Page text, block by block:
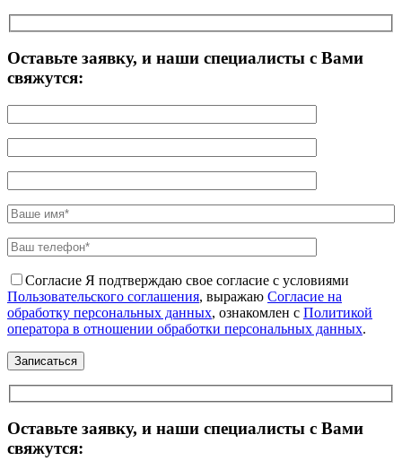
Оставьте заявку, и наши специалисты с Вами
свяжутся:
Согласие Я подтверждаю свое согласие с условиями
Пользовательского соглашения, выражаю Согласие на
обработку персональных данных, ознакомлен с Политикой
оператора в отношении обработки персональных данных.
Оставьте заявку, и наши специалисты с Вами
свяжутся: